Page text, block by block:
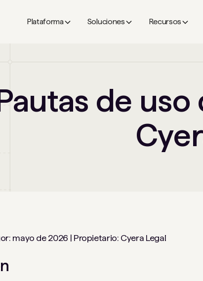
Plataforma Soluciones Recursos
de uso
mayo de 2026 | Propietario: Cyera Legal